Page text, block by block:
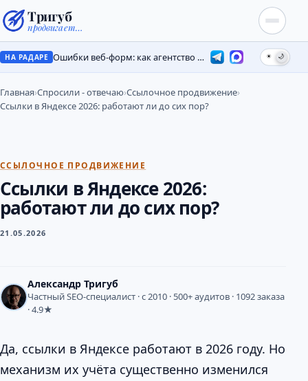
Тригуб
продвигает…
НА РАДАРЕ Ошибки веб-форм: как агентство потеряло лиды на месяцы ☀ 🌙
Главная›Спросили - отвечаю›Ссылочное продвижение›
Ссылки в Яндексе 2026: работают ли до сих пор?
ССЫЛОЧНОЕ ПРОДВИЖЕНИЕ
Ссылки в Яндексе 2026:
работают ли до сих пор?
21.05.2026
Александр Тригуб
Частный SEO-специалист · с 2010 · 500+ аудитов · 1092 заказа
· 4.9★
Да, ссылки в Яндексе работают в 2026 году. Но
механизм их учёта существенно изменился